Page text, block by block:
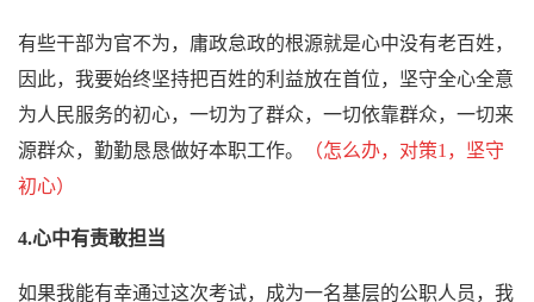
有些干部为官不为，庸政怠政的根源就是心中没有老百姓，
因此，我要始终坚持把百姓的利益放在首位，坚守全心全意
为人民服务的初心，一切为了群众，一切依靠群众，一切来
源群众，勤勤恳恳做好本职工作。
（怎么办，对策1，坚守
初心）
4.心中有责敢担当
如果我能有幸通过这次考试，成为一名基层的公职人员，我